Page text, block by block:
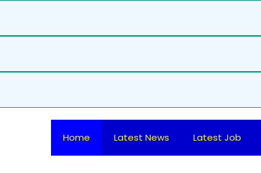
Home Latest News Latest Job